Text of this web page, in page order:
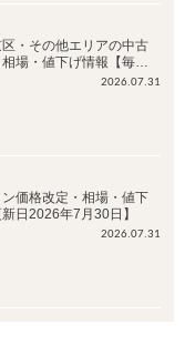
・その他エリアの中古
場・値下げ情報【毎週
2026.07.31
価格改定・相場・値下
日2026年7月30日】
2026.07.31